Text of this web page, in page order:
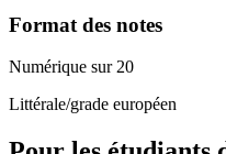
Format des notes
Numérique sur 20
Littérale/grade européen